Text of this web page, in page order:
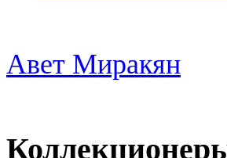
Авет Миракян